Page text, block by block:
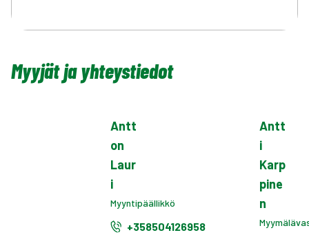
Myyjät ja yhteystiedot
Antt
on
Laur
i
Myyntipäällikkö
+358504126958
Antt
i
Karp
pine
n